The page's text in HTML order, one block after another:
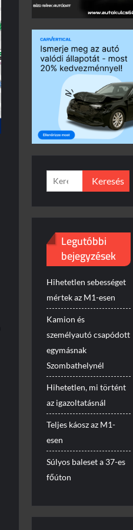
Keresés:
Legutóbbi
bejegyzések
Hihetetlen sebességet
mértek az M1-esen
Kamion és
személyautó csapódott
egymásnak
Szombathelynél
Hihetetlen, mi történt
az igazoltatásnál
Teljes káosz az M1-
esen
Súlyos baleset a 37-es
főúton